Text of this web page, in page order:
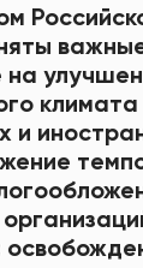
на
и